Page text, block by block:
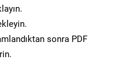
sonra PDF